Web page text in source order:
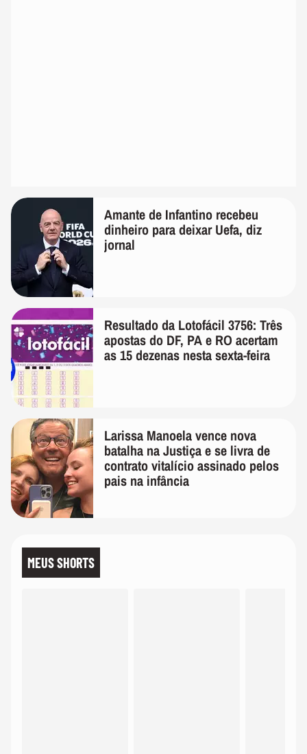
Amante de Infantino recebeu
dinheiro para deixar Uefa, diz
jornal
Resultado da Lotofácil 3756: Três
apostas do DF, PA e RO acertam
as 15 dezenas nesta sexta-feira
Larissa Manoela vence nova
batalha na Justiça e se livra de
contrato vitalício assinado pelos
pais na infância
MEUS SHORTS